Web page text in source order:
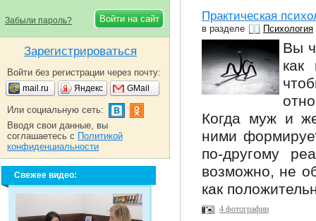
Практическая
в разделе Психология
Вы
как
Когда муж и
ними
по-другому
возможно, не
как
4 фотографии
Забыли пароль?
Зарегистрироваться
Войти без регистрации через почту:
mail.ru Яндекс GMail
Или социальную сеть:
Вводя свои данные, вы
соглашаетесь с Политикой
конфиденциальности
Свежее видео: